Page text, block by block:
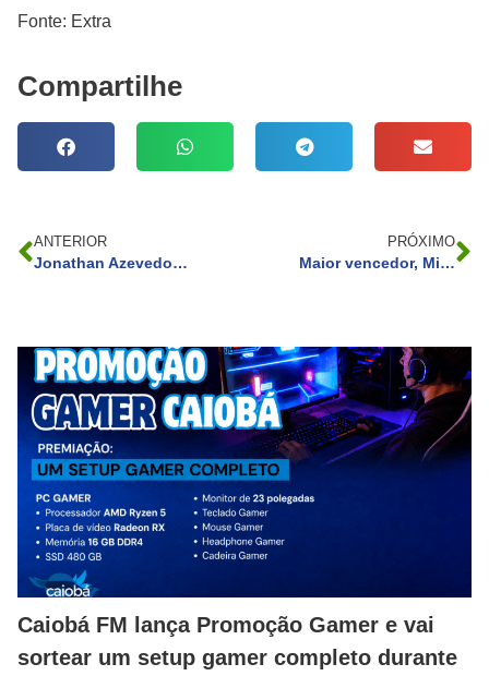
Fonte: Extra
Compartilhe
ANTERIOR
Jonathan Azevedo testa positivo para Covid-19 e é afastado das gravações de ‘Terra e Paixão’
PRÓXIMO
Maior vencedor, Michel Teló, abre o jogo sobre o fim do The Voice Brasil
Caiobá FM lança Promoção Gamer e vai
sortear um setup gamer completo durante